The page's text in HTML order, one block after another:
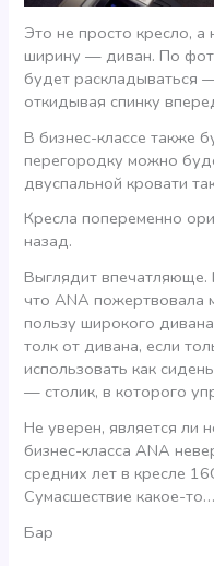
Это не просто кресло,
ширину — диван. По
будет раскладываться
откидывая спинку
В бизнес-классе также
перегородку можно
двуспальной кровати
Кресла попеременно
назад.
Выглядит впечатляюще.
что ANA пожертвовала
пользу широкого
толк от дивана, если
использовать как
— столик, в которого
Не уверен, является ли
бизнес-класса ANA
средних лет в кресле
Сумасшествие какое-то…
Бар